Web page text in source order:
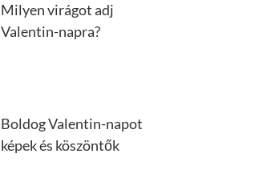
Milyen virágot adj
Valentin-napra?
Boldog Valentin-napot
képek és köszöntők